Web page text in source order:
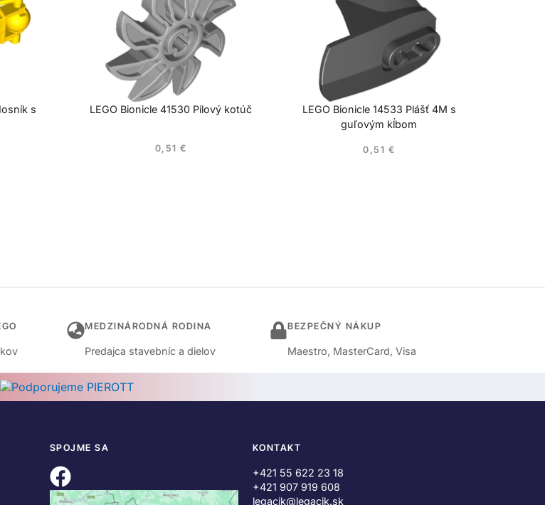
s
LEGO Bionicle 41530 Pílový kotúč
0,51€
LEGO Bionicle 14533 Plášť 4M s
guľovým kĺbom
0,51 €
MEDZINÁRODNÁ RODINA
Predajca stavebníc a dielov
BEZPEČNÝ NÁKUP
Maestro, MasterCard, Visa
SPOJME SA KONTAKT
+421 55 622 23 18
+421 907 919 608
legacik@legacik.sk